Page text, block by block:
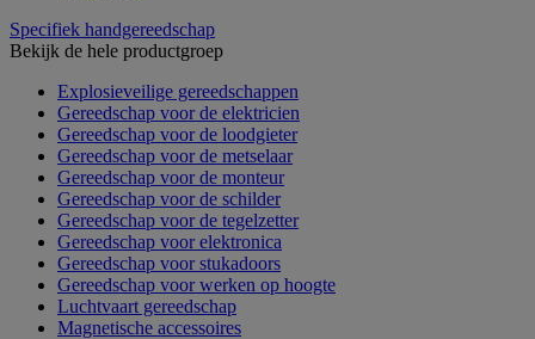
Specifiek handgereedschap
Bekijk de hele productgroep
Explosieveilige gereedschappen
Gereedschap voor de elektricien
Gereedschap voor de loodgieter
Gereedschap voor de metselaar
Gereedschap voor de monteur
Gereedschap voor de schilder
Gereedschap voor de tegelzetter
Gereedschap voor elektronica
Gereedschap voor stukadoors
Gereedschap voor werken op hoogte
Luchtvaart gereedschap
Magnetische accessoires